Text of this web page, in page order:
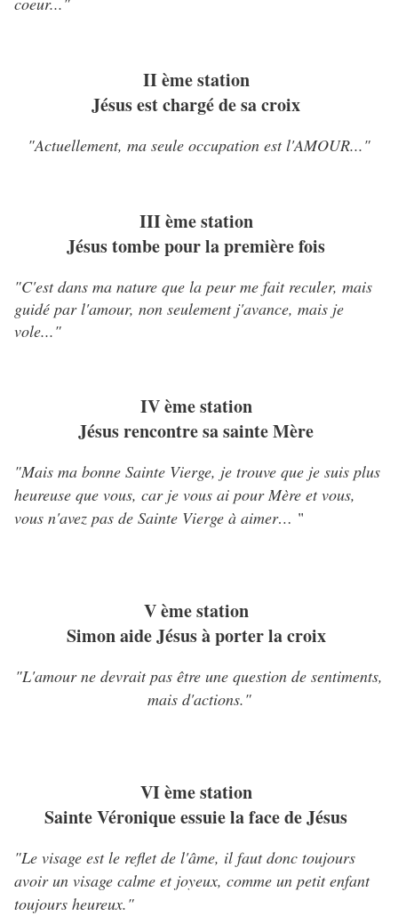
II ème station
Jésus est chargé de sa croix
"Actuellement, ma seule occupation est l'AMOUR..."
III ème station
Jésus tombe pour la première fois
"C'est dans ma nature que la peur me fait reculer, mais
guidé par l'amour, non seulement j'avance, mais je
vole..."
IV ème station
Jésus rencontre sa sainte Mère
"Mais ma bonne Sainte Vierge, je trouve que je suis plus
heureuse que vous, car je vous ai pour Mère et vous,
vous n'avez pas de Sainte Vierge à aimer… "
V ème station
Simon aide Jésus à porter la croix
"L'amour ne devrait pas être une question de sentiments,
mais d'actions."
VI ème station
Sainte Véronique essuie la face de Jésus
"Le visage est le reflet de l'âme, il faut donc toujours
avoir un visage calme et joyeux, comme un petit enfant
toujours heureux."